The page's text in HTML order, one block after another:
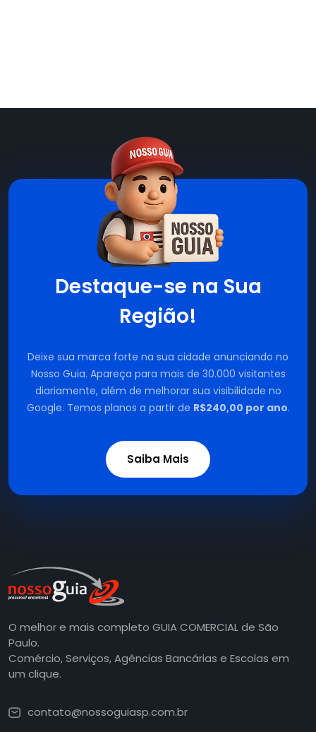
Destaque-se na Sua
Região!
Deixe sua marca forte na sua cidade anunciando no
Nosso Guia. Apareça para mais de 30.000 visitantes
diariamente, além de melhorar sua visibilidade no
Google. Temos planos a partir de R$240,00 por ano.
Saiba Mais
O melhor e mais completo GUIA COMERCIAL de São
Paulo.
Comércio, Serviços, Agências Bancárias e Escolas em
um clique.
contato@nossoguiasp.com.br